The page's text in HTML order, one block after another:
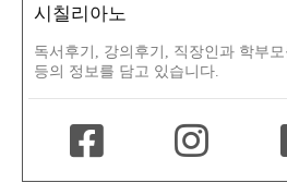
시칠리아노
독서후기, 강의후기, 직장인과 학부
등의 정보를 담고 있습니다.